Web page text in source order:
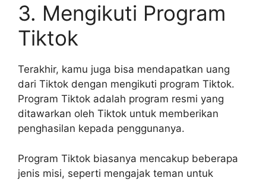
3. Mengikuti Program
Tiktok
Terakhir, kamu juga bisa mendapatkan uang
dari Tiktok dengan mengikuti program Tiktok.
Program Tiktok adalah program resmi yang
ditawarkan oleh Tiktok untuk memberikan
penghasilan kepada penggunanya.
Program Tiktok biasanya mencakup beberapa
jenis misi, seperti mengajak teman untuk